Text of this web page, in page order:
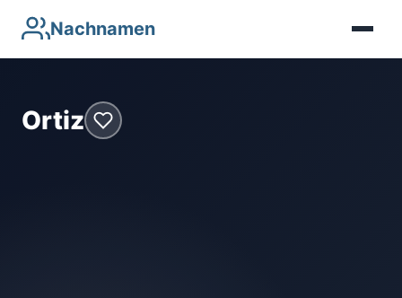
Nachnamen
Ortiz